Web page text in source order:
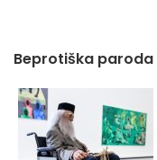
Beprotiška paroda